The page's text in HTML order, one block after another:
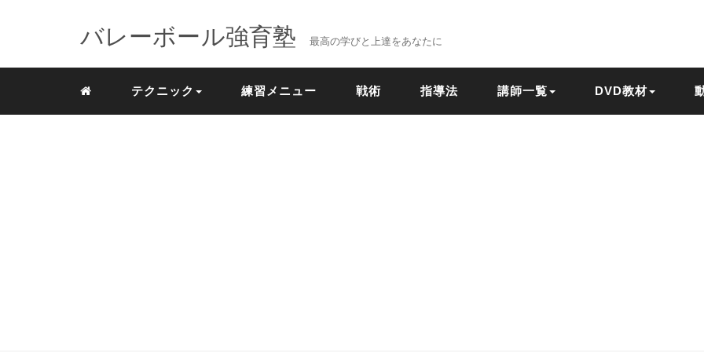
バレーボール強育塾 最高の学びと上達をあなたに
テクニック 練習メニュー 戦術 指導法 講師一覧 DVD教材